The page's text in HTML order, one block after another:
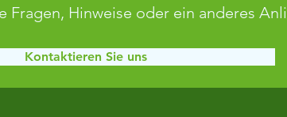
15.06.2025
Schnuppertraining beim FSV
Fragen, Hinweise oder ein anderes
Kontaktieren Sie uns